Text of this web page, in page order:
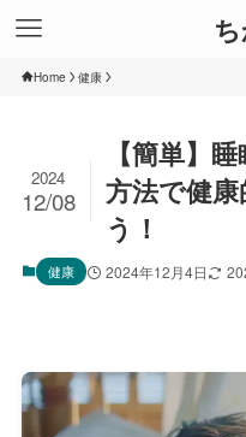
Home 健康
【簡単】
方法で健
う！
2024
12/08
健康 2024年12月4日